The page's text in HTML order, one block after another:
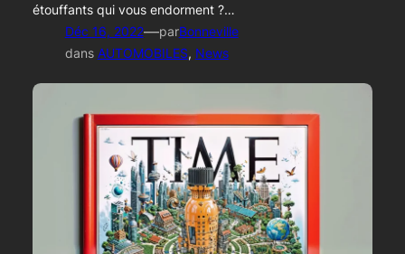
étouffants qui vous endorment ?…
Déc 16, 2022—parBonneville
dans AUTOMOBILES, News